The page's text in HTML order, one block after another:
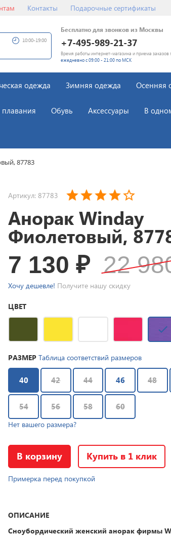
Контакты Подарочные сертификаты
10:00-19:00
Бесплатно для звонков из Москвы
+7-495-989-21-37
Время работы интернет-магазина и приема заказов
ежедневно с 09:00 - 21:00 по МСК
одежда Зимняя одежда Осенняя
Обувь Аксессуары В
87783
Артикул: 87783
Анорак Winday
Фиолетовый,
7 130₽ 22
Хочу дешевле! Получите нашу скидку
ЦВЕТ
РАЗМЕР Таблица соответствий размеров
40 42 44 46 48
54 56 58 60
Нет вашего размера?
В корзину Купить в 1 клик
Примерка перед покупкой
ОПИСАНИЕ
Сноубордический женский анорак фирмы